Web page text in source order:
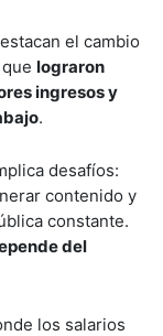
el cambio
lograron
ingresos y
.
desafíos:
contenido y
constante.
del
los salarios